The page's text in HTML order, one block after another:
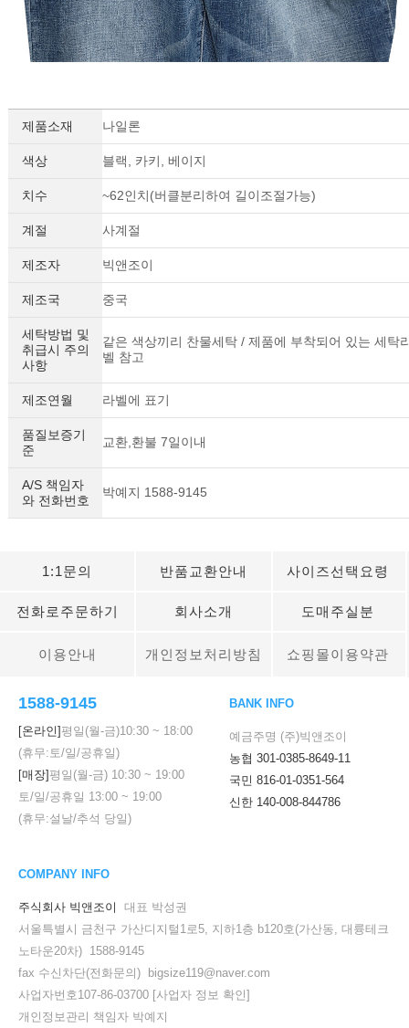
제품소재 나일론
색상 블랙, 카키, 베이지
치수 ~62인치(버클분리하여 길이조절가능)
계절 사계절
제조자 빅앤조이
제조국 중국
세탁방법 및
취급시 주의
사항
같은 색상끼리 찬물세탁 / 제품에 부착되어 있는 세탁
벨 참고
제조연월 라벨에 표기
품질보증기
준
교환,환불 7일이내
A/S 책임자
와 전화번호
박예지 1588-9145
1:1문의 반품교환안내 사이즈선택요령
전화로주문하기 회사소개 도매주실분
이용안내 개인정보처리방침 쇼핑몰이용약관
1588-9145
[온라인]평일(월-금)10:30 ~ 18:00
(휴무:토/일/공휴일)
[매장]평일(월-금) 10:30 ~ 19:00
토/일/공휴일 13:00 ~ 19:00
(휴무:설날/추석 당일)
BANK INFO
예금주명 (주)빅앤조이
농협 301-0385-8649-11
국민 816-01-0351-564
신한 140-008-844786
COMPANY INFO
주식회사 빅앤조이
대표 박성권
서울특별시 금천구 가산디지털1로5, 지하1층 b120호(가산동, 대륭테크
노타운20차) 1588-9145
fax 수신차단(전화문의) bigsize119@naver.com
사업자번호107-86-03700 [사업자 정보 확인]
개인정보관리 책임자 박예지